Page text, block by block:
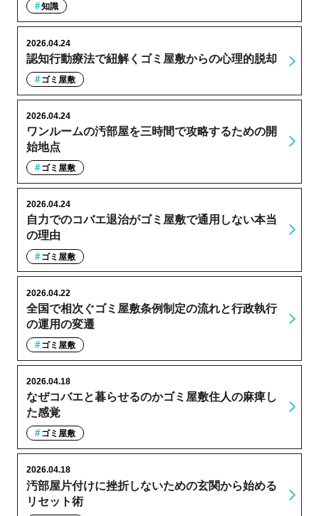
知識
認知行動療法で紐解くゴミ屋敷からの心理的脱却
2026.04.24
ゴミ屋敷
ワンルームの汚部屋を三時間で攻略するための開
始地点
2026.04.24
ゴミ屋敷
自力でのコバエ退治がゴミ屋敷で通用しない本当
の理由
2026.04.24
ゴミ屋敷
全国で相次ぐゴミ屋敷条例制定の流れと行政執行
の運用の変遷
2026.04.22
ゴミ屋敷
なぜコバエと暮らせるのかゴミ屋敷住人の麻痺し
た感覚
2026.04.18
ゴミ屋敷
汚部屋片付けに挫折しないための玄関から始める
リセット術
2026.04.18